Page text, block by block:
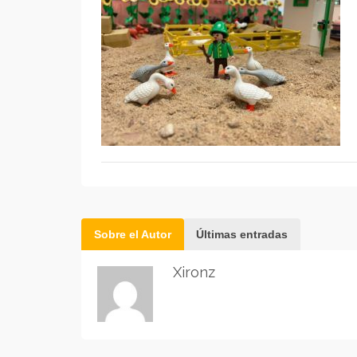
Sobre el Autor Últimas entradas
Xironz